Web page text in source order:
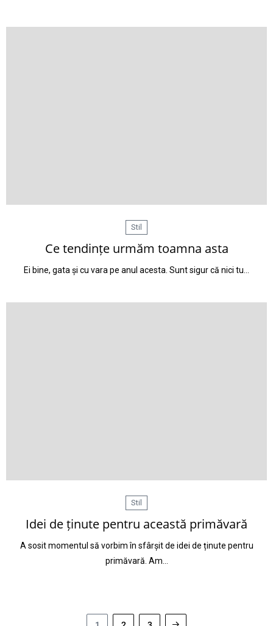
Stil
Ce tendințe urmăm toamna asta
Ei bine, gata și cu vara pe anul acesta. Sunt sigur că nici tu…
Stil
Idei de ținute pentru această primăvară
A sosit momentul să vorbim în sfârșit de idei de ținute pentru
primăvară. Am…